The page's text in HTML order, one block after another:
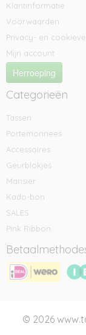
Klantinformatie
Voorwaarden
Privacy- en
Mijn account
Herroeping
Categorieën
Tassen
Portemonnees
Accessoires
Geurblokjes
Mansier
Kado-bon
SALES
Pink Ribbon
© 2026